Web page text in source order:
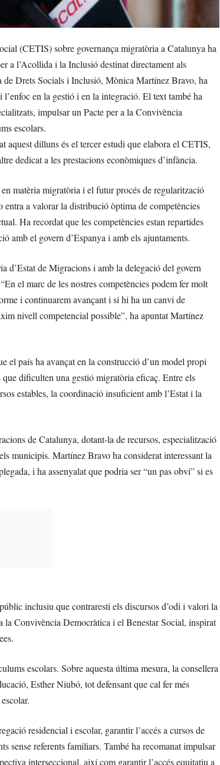
(CETIS) sobre governança migratòria a Catalunya ha
a l’Acollida i la Inclusió destinat directament als
Drets Socials i Inclusió, Mònica Martínez Bravo, ha
en la gestió i en la integració. El text també ha
impulsar un Pacte per a la Convivència
escolars.
aquest dilluns és el tercer estudi que elabora el CETIS,
dedicat a les prestacions econòmiques d’infància.
matèria migratòria i el futur procés de regularització
entra a valorar la distribució òptima de competències
Ha recordat que les competències estan repartides
amb el govern d’Espanya i amb els ajuntaments.
d’Estat de Migracions i amb la delegació del govern
el marc de les nostres competències podem fer molt
i continuarem avançant i si hi ha un canvi de
nivell competencial possible”, ha apuntat Martínez
el país ha avançat en la construcció d’un model propi
dificulten una gestió migratòria eficaç. Entre els
estables, la coordinació insuficient amb l’Estat i la
de Catalunya, dotant-la de recursos, especialització
municipis. Martínez Bravo ha considerat interessant la
i ha assenyalat que podria ser “un pas obvi” si es
inclusiu que contraresti els discursos d’odi i valori la
la Convivència Democràtica i el Benestar Social, inspirat
escolars. Sobre aquesta última mesura, la consellera
Esther Niubó, tot defensant que cal fer més
residencial i escolar, garantir l’accés a cursos de
sense referents familiars. També ha recomanat impulsar
interseccional, així com garantir l’accés equitatiu a